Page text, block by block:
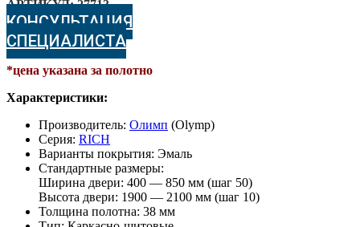
АРТИКУЛ:27713
КОНСУЛЬТАЦИЯ
СПЕЦИАЛИСТА
*цена указана за полотно
Характеристики:
Производитель: Олимп (Olymp)
Серия: RICH
Варианты покрытия: Эмаль
Стандартные размеры:
Ширина двери: 400 — 850 мм (шаг 50)
Высота двери: 1900 — 2100 мм (шаг 10)
Толщина полотна: 38 мм